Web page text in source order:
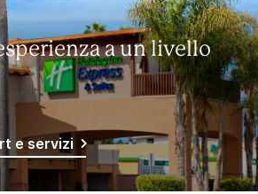
a un livello
e servizi